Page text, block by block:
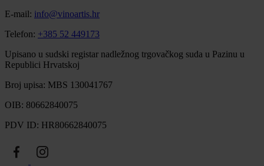
E-mail: info@vinoartis.hr
Telefon: +385 52 449173
Upisano u sudski registar nadležnog trgovačkog suda u Pazinu u
Republici Hrvatskoj
Broj upisa: MBS 130041767
OIB: 80662840075
PDV ID: HR80662840075